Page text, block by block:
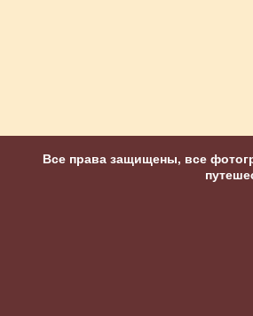
Все права защищены, все